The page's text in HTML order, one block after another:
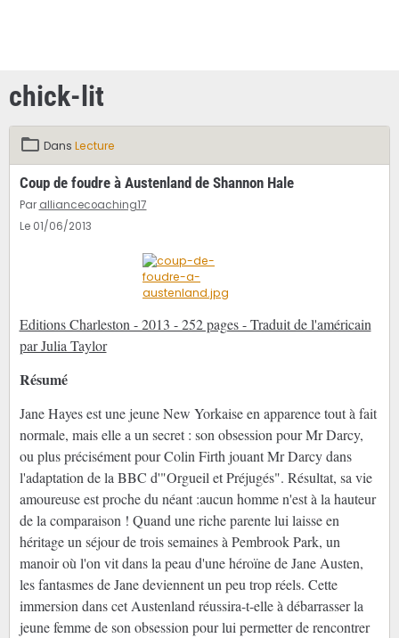
chick-lit
Dans Lecture
Coup de foudre à Austenland de Shannon Hale
Par alliancecoaching17
Le 01/06/2013
Editions Charleston - 2013 - 252 pages - Traduit de l'américain
par Julia Taylor
Résumé
Jane Hayes est une jeune New Yorkaise en apparence tout à fait
normale, mais elle a un secret : son obsession pour Mr Darcy,
ou plus précisément pour Colin Firth jouant Mr Darcy dans
l'adaptation de la BBC d'"Orgueil et Préjugés". Résultat, sa vie
amoureuse est proche du néant :aucun homme n'est à la hauteur
de la comparaison ! Quand une riche parente lui laisse en
héritage un séjour de trois semaines à Pembrook Park, un
manoir où l'on vit dans la peau d'une héroïne de Jane Austen,
les fantasmes de Jane deviennent un peu trop réels. Cette
immersion dans cet Austenland réussira-t-elle à débarrasser la
jeune femme de son obsession pour lui permetter de rencontrer